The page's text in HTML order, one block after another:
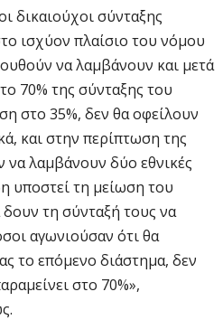
δικαιούχοι σύνταξης
ισχύον πλαίσιο του νόμου
να λαμβάνουν και μετά
70% της σύνταξης του
στο 35%, δεν θα οφείλουν
και στην περίπτωση της
λαμβάνουν δύο εθνικές
υποστεί τη μείωση του
τη σύνταξή τους να
αγωνιούσαν ότι θα
το επόμενο διάστημα, δεν
στο 70%»,